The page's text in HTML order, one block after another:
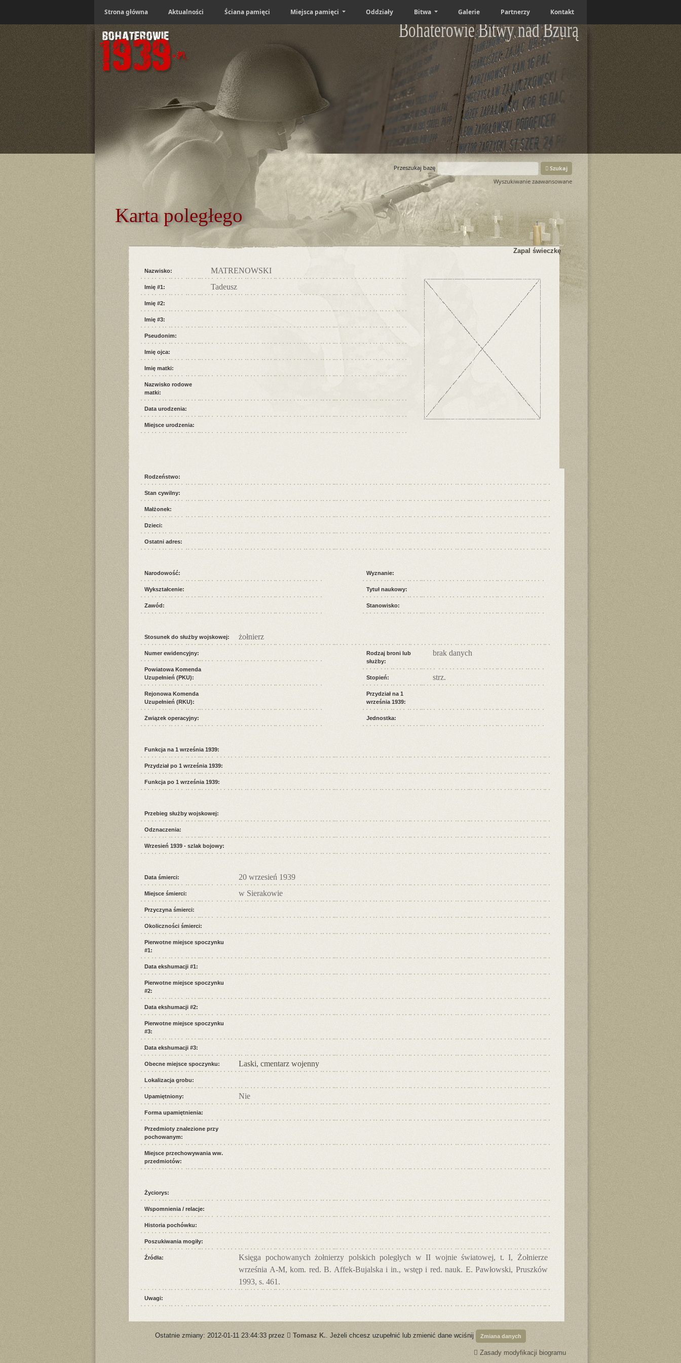
Strona główna Aktualności Ściana pamięci Miejsca pamięci Oddziały Bitwa Galerie Partnerzy Kontakt
Bohaterowie Bitwy nad Bzurą
Przeszukaj bazę
Szukaj
Wyszukiwanie zaawansowane
Karta poległego
Zapal świeczkę
Nazwisko: MATRENOWSKI
Imię #1: Tadeusz
Imię #2:
Imię #3:
Pseudonim:
Imię ojca:
Imię matki:
Nazwisko rodowe
matki:
Data urodzenia:
Miejsce urodzenia:
Rodzeństwo:
Stan cywilny:
Małżonek:
Dzieci:
Ostatni adres:
Narodowość:
Wykształcenie:
Zawód:
Wyznanie:
Tytuł naukowy:
Stanowisko:
Stosunek do służby wojskowej: żołnierz
Numer ewidencyjny:
Powiatowa Komenda
Uzupełnień (PKU):
Rejonowa Komenda
Uzupełnień (RKU):
Związek operacyjny:
Rodzaj broni lub
służby:
brak danych
Stopień: strz.
Przydział na 1
września 1939:
Jednostka:
Funkcja na 1 września 1939:
Przydział po 1 września 1939:
Funkcja po 1 września 1939:
Przebieg służby wojskowej:
Odznaczenia:
Wrzesień 1939 - szlak bojowy:
Data śmierci: 20 wrzesień 1939
Miejsce śmierci: w Sierakowie
Przyczyna śmierci:
Okoliczności śmierci:
Pierwotne miejsce spoczynku
#1:
Data ekshumacji #1:
Pierwotne miejsce spoczynku
#2:
Data ekshumacji #2:
Pierwotne miejsce spoczynku
#3:
Data ekshumacji #3:
Obecne miejsce spoczynku: Laski, cmentarz wojenny
Lokalizacja grobu:
Upamiętniony: Nie
Forma upamiętnienia:
Przedmioty znalezione przy
pochowanym:
Miejsce przechowywania ww.
przedmiotów:
Życiorys:
Wspomnienia / relacje:
Historia pochówku:
Poszukiwania mogiły:
Źródła:
Księga pochowanych żołnierzy polskich poległych w II wojnie światowej, t. I, Żołnierze
września A-M, kom. red. B. Affek-Bujalska i in., wstęp i red. nauk. E. Pawłowski, Pruszków
1993, s. 461.
Uwagi:
Ostatnie zmiany: 2012-01-11 23:44:33 przez Tomasz K. . Jeżeli chcesz uzupełnić lub zmienić dane wciśnij Zmiana danych
Zasady modyfikacji biogramu